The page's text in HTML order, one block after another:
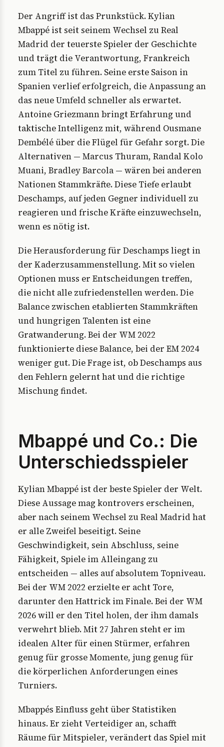
Der Angriff ist das Prunkstück. Kylian
Mbappé ist seit seinem Wechsel zu Real
Madrid der teuerste Spieler der Geschichte
und trägt die Verantwortung, Frankreich
zum Titel zu führen. Seine erste Saison in
Spanien verlief erfolgreich, die Anpassung an
das neue Umfeld schneller als erwartet.
Antoine Griezmann bringt Erfahrung und
taktische Intelligenz mit, während Ousmane
Dembélé über die Flügel für Gefahr sorgt. Die
Alternativen — Marcus Thuram, Randal Kolo
Muani, Bradley Barcola — wären bei anderen
Nationen Stammkräfte. Diese Tiefe erlaubt
Deschamps, auf jeden Gegner individuell zu
reagieren und frische Kräfte einzuwechseln,
wenn es nötig ist.
Die Herausforderung für Deschamps liegt in
der Kaderzusammenstellung. Mit so vielen
Optionen muss er Entscheidungen treffen,
die nicht alle zufriedenstellen werden. Die
Balance zwischen etablierten Stammkräften
und hungrigen Talenten ist eine
Gratwanderung. Bei der WM 2022
funktionierte diese Balance, bei der EM 2024
weniger gut. Die Frage ist, ob Deschamps aus
den Fehlern gelernt hat und die richtige
Mischung findet.
Mbappé und Co.: Die
Unterschiedsspieler
Kylian Mbappé ist der beste Spieler der Welt.
Diese Aussage mag kontrovers erscheinen,
aber nach seinem Wechsel zu Real Madrid hat
er alle Zweifel beseitigt. Seine
Geschwindigkeit, sein Abschluss, seine
Fähigkeit, Spiele im Alleingang zu
entscheiden — alles auf absolutem Topniveau.
Bei der WM 2022 erzielte er acht Tore,
darunter den Hattrick im Finale. Bei der WM
2026 will er den Titel holen, der ihm damals
verwehrt blieb. Mit 27 Jahren steht er im
idealen Alter für einen Stürmer, erfahren
genug für grosse Momente, jung genug für
die körperlichen Anforderungen eines
Turniers.
Mbappés Einfluss geht über Statistiken
hinaus. Er zieht Verteidiger an, schafft
Räume für Mitspieler, verändert das Spiel mit